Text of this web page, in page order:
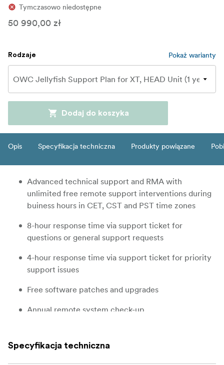
Tymczasowo niedostępne
50 990,00 zł
Rodzaje Pokaż warianty
Dodaj do koszyka
Opis Specyfikacja techniczna Produkty powiązane
Advanced technical support and RMA with
unlimited free remote support interventions during
buiness hours in CET, CST and PST time zones
8-hour response time via support ticket for
questions or general support requests
4-hour response time via support ticket for priority
support issues
Free software patches and upgrades
Annual remote system check-up
Specyfikacja techniczna